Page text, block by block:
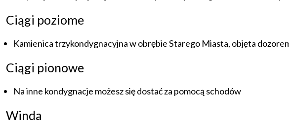
Ciągi poziome
Kamienica trzykondygnacyjna w obrębie Starego Miasta, objęta
Ciągi pionowe
Na inne kondygnacje możesz się dostać za pomocą schodów
Winda